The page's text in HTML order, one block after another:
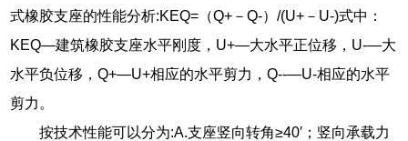
式橡胶支座的性能分析:KEQ=（Q+－Q-）/(U+－U-)式中：
KEQ―建筑橡胶支座水平刚度，U+―大水平正位移，U-―大
水平负位移，Q+―U+相应的水平剪力，Q--―U-相应的水平
剪力。
按技术性能可以分为:A.支座竖向转角≥40′；竖向承载力